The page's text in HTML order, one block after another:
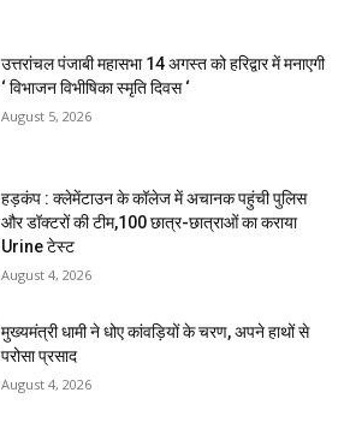
उत्तरांचल पंजाबी महासभा 14 अगस्त को हरिद्वार में मनाएगी
‘ विभाजन विभीषिका स्मृति दिवस ‘
August 5, 2026
हड़कंप : क्लेमेंटाउन के कॉलेज में अचानक पहुंची पुलिस
और डॉक्टरों की टीम,100 छात्र-छात्राओं का कराया
Urine टेस्ट
August 4, 2026
मुख्यमंत्री धामी ने धोए कांवड़ियों के चरण, अपने हाथों से
परोसा प्रसाद
August 4, 2026